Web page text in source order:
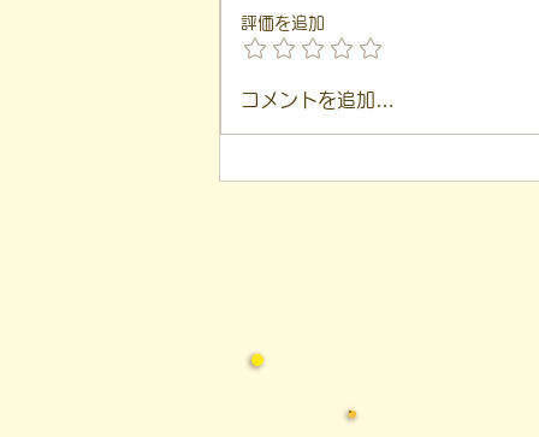
【代表ブログ】アメフトの戦
の力
評価を追加
コメントを追加…